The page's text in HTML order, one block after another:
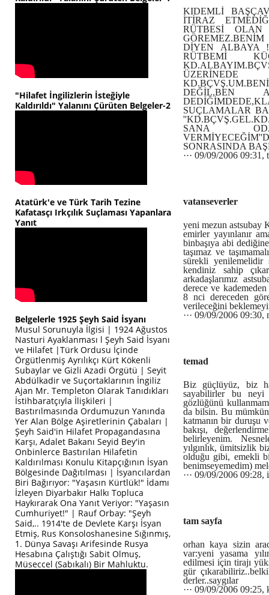
"Hilafet İngilizlerin İsteğiyle
Kaldırıldı" Yalanını Çürüten Belgeler-2
Atatürk'e ve Türk Tarih Tezine
Kafatasçı Irkçılık Suçlaması Yapanlara
Yanıt
Belgelerle 1925 Şeyh Said İsyanı
Musul Sorunuyla İlgisi | 1924 Ağustos
Nasturi Ayaklanması l Şeyh Said İsyanı
ve Hilafet |Türk Ordusu İçinde
Örgütlenmiş Ayrılıkçı Kürt Kökenli
Subaylar ve Gizli Azadi Örgütü | Seyit
Abdülkadir ve Suçortaklarının İngiliz
Ajan Mr. Templeton Olarak Tanıdıkları
İstihbaratçıyla İlişkileri |
Bastırılmasında Ordumuzun Yanında
Yer Alan Bölge Aşiretlerinin Çabaları |
Şeyh Said'in Hilafet Propagandasına
Karşı, Adalet Bakanı Seyid Bey'in
Onbinlerce Bastırılan Hilafetin
Kaldırılması Konulu Kitapçığının İsyan
Bölgesinde Dağıtılması | İsyancılardan
Biri Bağırıyor: "Yaşasın Kürtlük!" İdamı
İzleyen Diyarbakır Halkı Topluca
Haykırarak Ona Yanıt Veriyor: "Yaşasın
Cumhuriyet!" | Rauf Orbay: "Şeyh
Said,.. 1914'te de Devlete Karşı İsyan
Etmiş, Rus Konsoloshanesine Sığınmış,
1. Dünya Savaşı Arifesinde Rusya
Hesabına Çalıştığı Sabit Olmuş,
Müseccel (Sabıkalı) Bir Mahluktu.
KIDEMLİ
İTİRAZ
RÜTBESİ
DİYEN ALBAYA
RÜTBEMİ
DEĞİL,BEN
SUÇLAMALAR
SANA
SONRASINDA
··· 09/09/2006 09:31,
vatanseverler
yeni mezun astsubay
emirler yayınlanır
binbaşıya abi
taşımaz ve
sürekli yenilemelidir
kendiniz sahip
arkadaşlarımız
derece ve
8 nci dereceden
verileceğini
··· 09/09/2006 09:30,
temad
Biz güçlüyüz, biz
sayabilirler bu
gözlüğünü
da bilsin. Bu
katmanın bir duruşu
bakışı,
belirleyenim.
yılgınlık, ümitsizlik
olduğu gibi, emekli
benimseyemedim)
··· 09/09/2006 09:28,
tam sayfa
orhan kaya sizin
var:yeni yasama
edilmesi için tirajı
gür
derler..saygılar
··· 09/09/2006 09:25,